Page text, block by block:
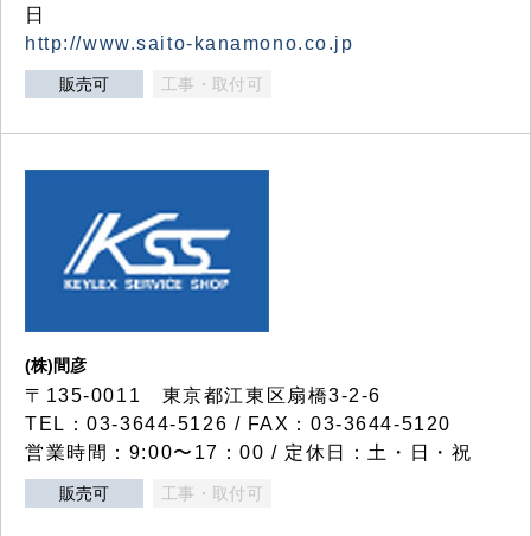
日
http://www.saito-kanamono.co.jp
販売可 工事・取付可
(株)間彦
〒135-0011 東京都江東区扇橋3-2-6
TEL：03-3644-5126 / FAX：03-3644-5120
営業時間：9:00〜17：00 / 定休日：土・日・祝
販売可 工事・取付可